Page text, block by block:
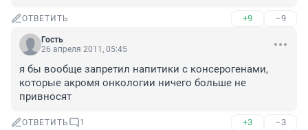
ОТВЕТИТЬ +9 –9
Гость
26 апреля 2011, 05:45
я бы вообще запретил напитики с консерогенами,
которые акромя онкологии ничего больше не
привносят
ОТВЕТИТЬ 1 +3 –3